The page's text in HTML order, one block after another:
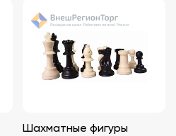
Шахматные фигуры